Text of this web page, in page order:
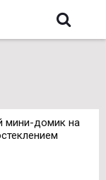
мини-домик на